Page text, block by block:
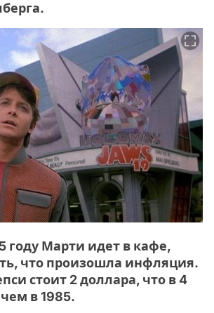
году Марти идет в кафе,
что произошла инфляция.
стоит 2 доллара, что в 4
в 1985.